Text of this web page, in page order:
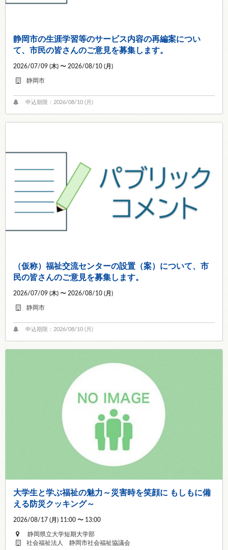
静岡市の生涯学習等のサービス内容の再編案につい
て、市民の皆さんのご意見を募集します。
2026/07/09 (木) 〜 2026/08/10 (月 )
静岡市
申込期限：2026/08/10 (月 )
（仮称）福祉交流センターの設置（案）について、市
民の皆さんのご意見を募集します。
2026/07/09 (木) 〜 2026/08/10 (月 )
静岡市
申込期限：2026/08/10 ( 月 )
大学生と学ぶ福祉の魅力～災害時を笑顔に もしもに備
える防災クッキング～
2026/08/17 (月 ) 11:00 〜 13:00
静岡県立大学短期大学部
社会福祉法人 静岡市社会福祉協議会